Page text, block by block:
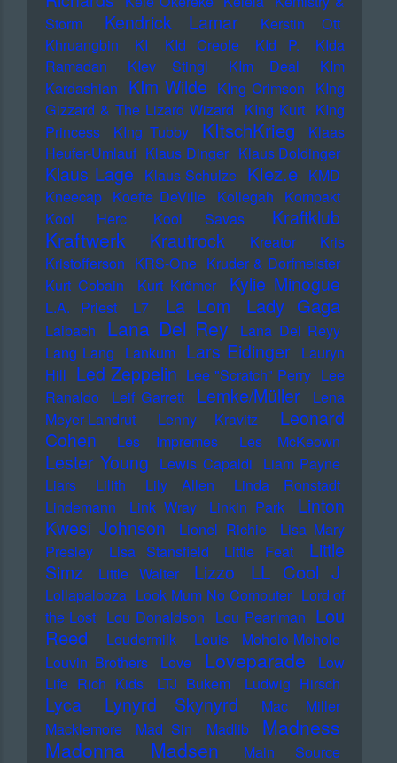
Storm
Kendrick Lamar
Kerstin Ott
Khruangbin
KI KId Creole KId P.
KIda
Ramadan
KIev Stingl KIm Deal
KIm
Kardashian KIm Wilde KIng Crimson KIng
Gizzard & The Lizard Wizard KIng Kurt KIng
Princess
KIng Tubby KItschKrieg
Klaas
Heufer-Umlauf Klaus Dinger Klaus Doldinger
Klaus Lage Klaus Schulze Klez.e KMD
Kneecap Koefte DeVille Kollegah Kompakt
Kool Herc
Kool Savas Kraftklub
Kraftwerk Krautrock Kreator
Kris
Kristofferson KRS-One Kruder & Dorfmeister
Kurt Cobain
Kurt Krömer Kylie Minogue
L.A. Priest L7 La Lom Lady Gaga
Laibach Lana Del Rey
Lana Del Reyy
Lang Lang Lankum Lars Eidinger Lauryn
Hill Led Zeppelin Lee "Scratch" Perry Lee
Ranaldo
Leif Garrett Lemke/Müller
Lena
Meyer-Landrut
Lenny Kravitz
Leonard
Cohen
Les Impremes Les McKeown
Lester Young Lewis Capaldi Liam Payne
Liars
Lilith Lily Allen
Linda Ronstadt
Lindemann
Link Wray Linkin Park
Linton
Kwesi Johnson
Lionel Richie
Lisa Mary
Presley
Lisa Stansfield Little Feat
Little
Simz
Little Walter Lizzo LL Cool J
Lollapalooza Look Mum No Computer Lord of
the Lost Lou Donaldson Lou Pearlman Lou
Reed
Loudermilk
Louis Moholo-Moholo
Louvin Brothers
Love Loveparade
Low
Life Rich Kids
LTJ Bukem Ludwig Hirsch
Lyca Lynyrd Skynyrd
Mac Miller
Macklemore
Mad Sin Madlib
Madness
Madonna
Madsen Main Source